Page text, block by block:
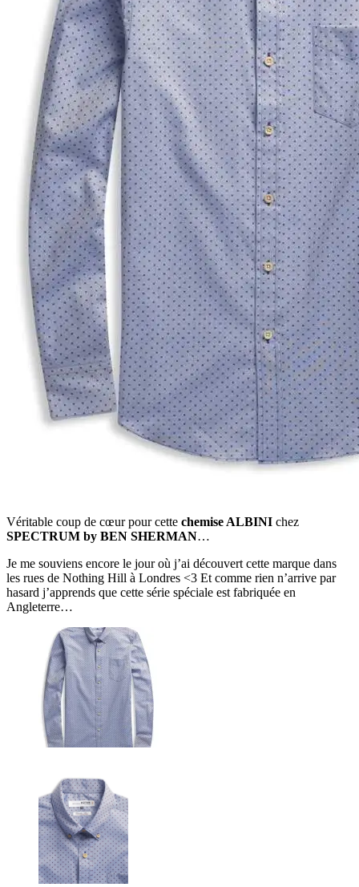
Véritable coup de cœur pour cette chemise ALBINI chez
SPECTRUM by BEN SHERMAN…
Je me souviens encore le jour où j’ai découvert cette marque dans
les rues de Nothing Hill à Londres <3 Et comme rien n’arrive par
hasard j’apprends que cette série spéciale est fabriquée en
Angleterre…